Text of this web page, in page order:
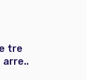
tre
arre..